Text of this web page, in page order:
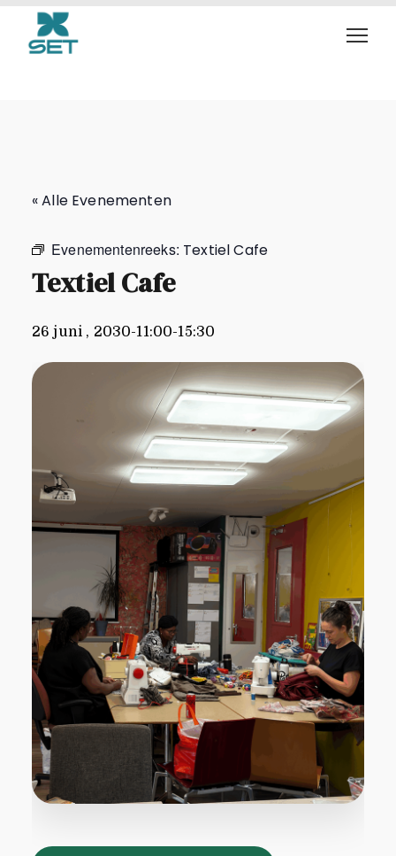
Textiel Cafe
« Alle Evenementen
Evenementenreeks: Textiel Cafe
Textiel Cafe
26 juni , 2030-11:00-15:30